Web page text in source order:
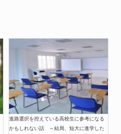
進路選択を控えている高校生に参考になる
かもしれない話 ～結局、短大に進学した